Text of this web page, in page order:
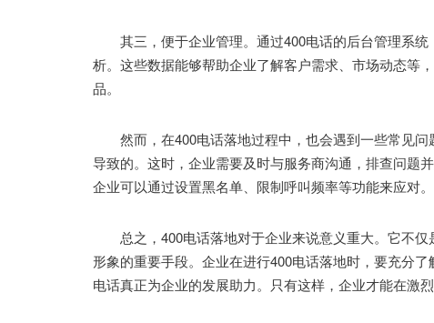
其三，便于企业管理。通过400电话的后台管理系统
析。这些数据能够帮助企业了解客户需求、市场动态等
品。
然而，在400电话落地过程中，也会遇到一些常见问
导致的。这时，企业需要及时与服务商沟通，排查问题
企业可以通过设置黑名单、限制呼叫频率等功能来应对。
总之，400电话落地对于企业来说意义重大。它不仅
形象的重要手段。企业在进行400电话落地时，要充分
电话真正为企业的发展助力。只有这样，企业才能在激